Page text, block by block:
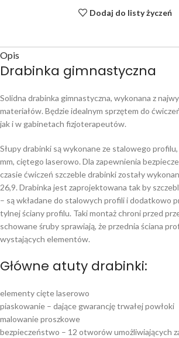
Dodaj do listy życzeń
Opis
Drabinka gimnastyczna
Solidna drabinka gimnastyczna, wykonana z
materiałów. Będzie idealnym sprzętem do
jak i w gabinetach fizjoterapeutów.
Słupy drabinki są wykonane ze stalowego
mm, ciętego laserowo. Dla zapewnienia
czasie ćwiczeń szczeble drabinki zostały
26,9. Drabinka jest zaprojektowana tak by
– są wkładane do stalowych profili i dodatkowo
tylnej ściany profilu. Taki montaż chroni przed
schowane śruby sprawiają, że przednia ściana
wystających elementów.
Główne atuty drabinki:
elementy cięte laserowo
piaskowanie – dające gwarancję trwałej powłoki
malowanie proszkowe
bezpieczeństwo – 12 otworów umożliwiających